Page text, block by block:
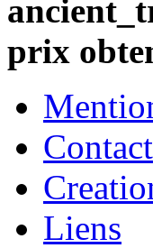
prix
Contact
Liens